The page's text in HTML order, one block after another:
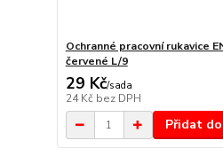
Ochranné pracovní rukavice
červené L/9
29 Kč/sada
24 Kč bez DPH
Přidat